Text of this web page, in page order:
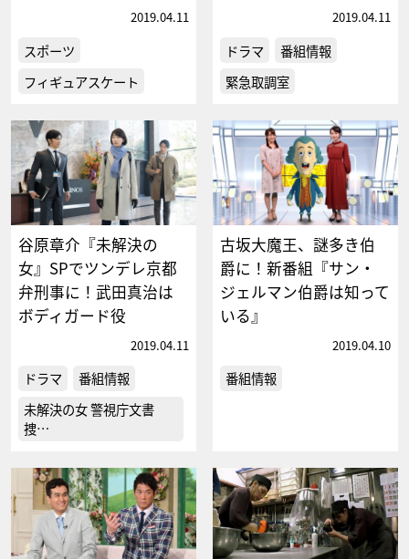
2019.04.11
スポーツ
フィギュアスケート
2019.04.11
ドラマ
番組情報
緊急取調室
谷原章介『未解決の
女』SPでツンデレ京都
弁刑事に！武田真治は
ボディガード役
2019.04.11
ドラマ
番組情報
未解決の女 警視庁文書
捜…
古坂大魔王、謎多き伯
爵に！新番組『サン・
ジェルマン伯爵は知って
いる』
2019.04.10
番組情報